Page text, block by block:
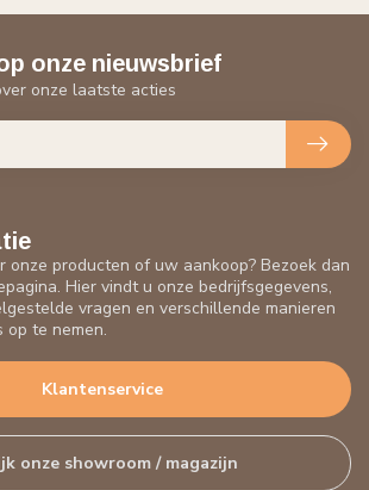
onze producten of uw aankoop? Bezoek dan
Hier vindt u onze bedrijfsgegevens,
vragen en verschillende manieren
op te nemen.
Klantenservice
onze showroom / magazijn
onze nieuwsbrief
onze laatste acties